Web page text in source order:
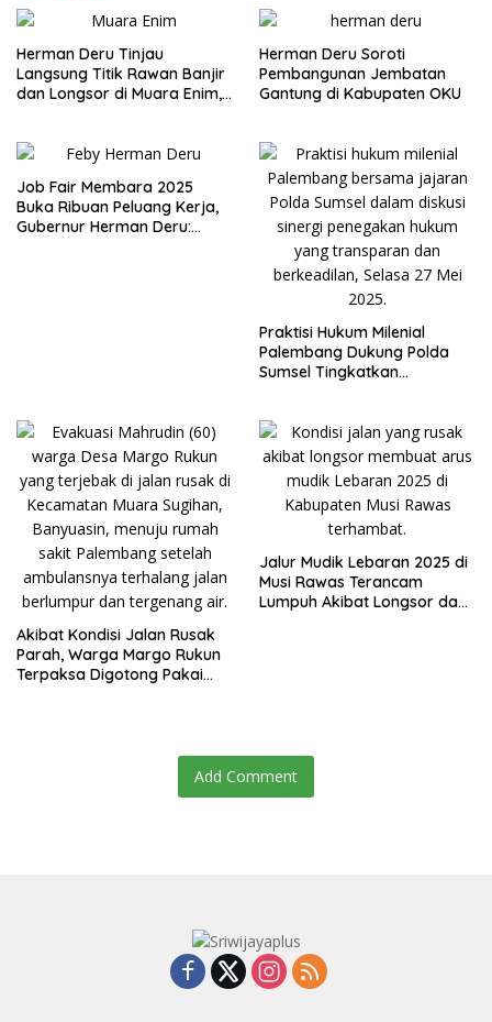
Herman Deru Tinjau
Langsung Titik Rawan Banjir
dan Longsor di Muara Enim,
Herman Deru Soroti
Pembangunan Jembatan
Gantung di Kabupaten OKU
Job Fair Membara 2025
Buka Ribuan Peluang Kerja,
Gubernur Herman Deru:
Praktisi Hukum Milenial
Palembang Dukung Polda
Sumsel Tingkatkan
Akibat Kondisi Jalan Rusak
Parah, Warga Margo Rukun
Terpaksa Digotong Pakai
Jalur Mudik Lebaran 2025 di
Musi Rawas Terancam
Lumpuh Akibat Longsor dan
Add Comment